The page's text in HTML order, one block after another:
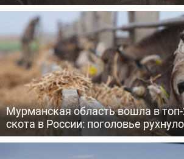
Мурманская область вошла в
скота в России: поголовье